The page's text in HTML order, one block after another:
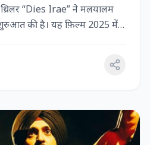
थ्रिलर “Dies Irae” ने मलयालम
शुरुआत की है। यह फ़िल्म 2025 में